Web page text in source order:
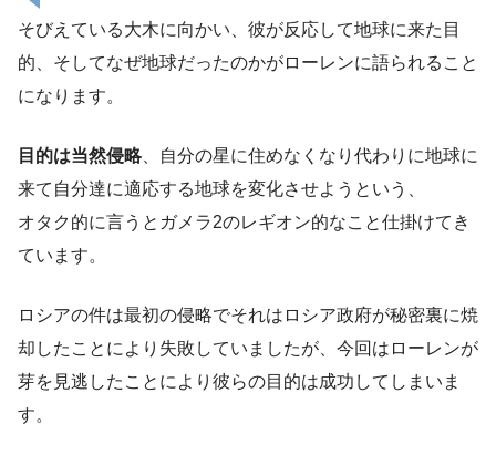
そびえている大木に向かい、彼が反応して地球に来た目
的、そしてなぜ地球だったのかがローレンに語られること
になります。
目的は当然侵略、自分の星に住めなくなり代わりに地球に
来て自分達に適応する地球を変化させようという、
オタク的に言うとガメラ2のレギオン的なこと仕掛けてき
ています。
ロシアの件は最初の侵略でそれはロシア政府が秘密裏に焼
却したことにより失敗していましたが、今回はローレンが
芽を見逃したことにより彼らの目的は成功してしまいま
す。